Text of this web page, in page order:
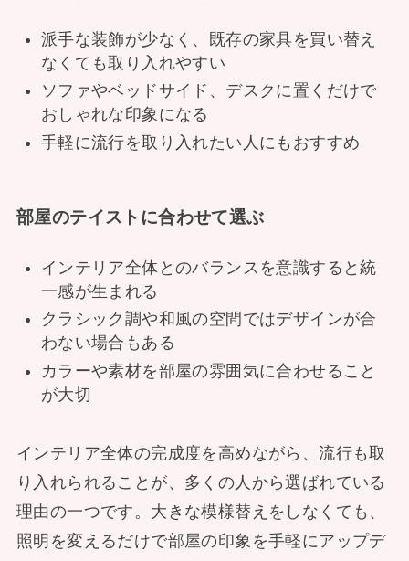
派手な装飾が少なく、既存の家具を買い替え
なくても取り入れやすい
ソファやベッドサイド、デスクに置くだけで
おしゃれな印象になる
手軽に流行を取り入れたい人にもおすすめ
部屋のテイストに合わせて選ぶ
インテリア全体とのバランスを意識すると統
一感が生まれる
クラシック調や和風の空間ではデザインが合
わない場合もある
カラーや素材を部屋の雰囲気に合わせること
が大切
インテリア全体の完成度を高めながら、流行も取
り入れられることが、多くの人から選ばれている
理由の一つです。大きな模様替えをしなくても、
照明を変えるだけで部屋の印象を手軽にアップデ